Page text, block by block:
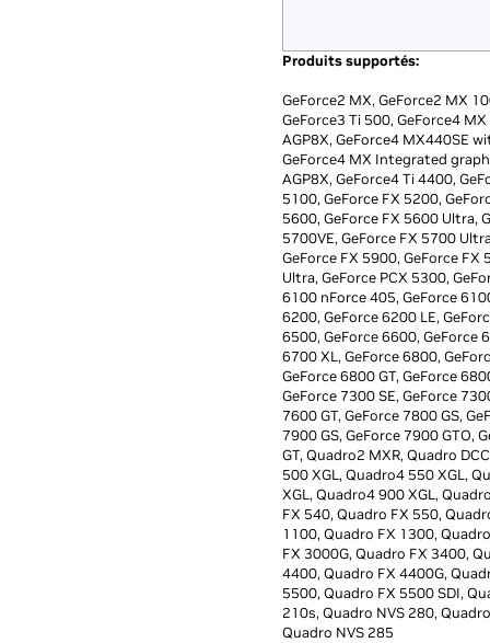
Produits supportés:
GeForce2 MX, GeForce2 MX
GeForce3 Ti 500, GeForce4
AGP8X, GeForce4 MX440SE
GeForce4 MX Integrated
AGP8X, GeForce4 Ti 4400,
5100, GeForce FX 5200,
5600, GeForce FX 5600 Ultra,
5700VE, GeForce FX 5700
GeForce FX 5900, GeForce FX
Ultra, GeForce PCX 5300,
6100 nForce 405, GeForce
6200, GeForce 6200 LE,
6500, GeForce 6600, GeForce
6700 XL, GeForce 6800,
GeForce 6800 GT, GeForce
GeForce 7300 SE, GeForce
7600 GT, GeForce 7800 GS,
7900 GS, GeForce 7900 GTO,
GT, Quadro2 MXR, Quadro
500 XGL, Quadro4 550 XGL,
XGL, Quadro4 900 XGL,
FX 540, Quadro FX 550,
1100, Quadro FX 1300,
FX 3000G, Quadro FX 3400,
4400, Quadro FX 4400G,
5500, Quadro FX 5500 SDI,
210s, Quadro NVS 280,
Quadro NVS 285